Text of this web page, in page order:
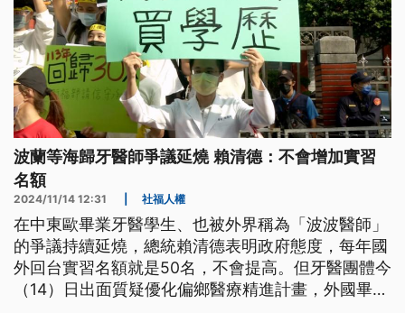
波蘭等海歸牙醫師爭議延燒 賴清德：不會增加實習
名額
2024/11/14 12:31 社福人權
在中東歐畢業牙醫學生、也被外界稱為「波波醫師」
的爭議持續延燒，總統賴清德表明政府態度，每年國
外回台實習名額就是50名，不會提高。但牙醫團體今
（14）日出面質疑優化偏鄉醫療精進計畫，外國畢業